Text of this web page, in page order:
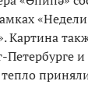
«Недели
Картина
Петербурге и